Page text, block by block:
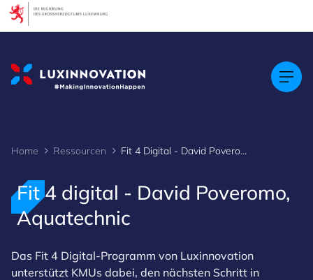
Home Ressourcen Fit 4 Digital - David Poveromo, Aquatechnic
Fit 4 digital - David Poveromo,
Aquatechnic
Das Fit 4 Digital-Programm von Luxinnovation
unterstützt KMUs dabei, den nächsten Schritt in
Cookies management panel